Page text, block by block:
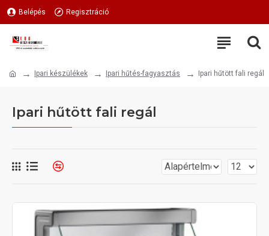
Belépés Regisztráció
Ipari készülékek Ipari hűtés-fagyasztás Ipari hűtött fali regál
Ipari hűtött fali regál